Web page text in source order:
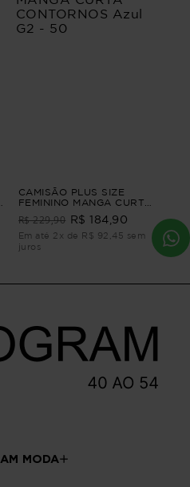
CAMISÃO PLUS SIZE
FEMININO MANGA CURTA
CONTORNOS Azul G2 -
50
R$ 229,90 R$ 184,90
Em até 2x de R$ 92,45 sem
juros